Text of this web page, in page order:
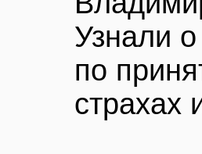
Узнали
по
страхах